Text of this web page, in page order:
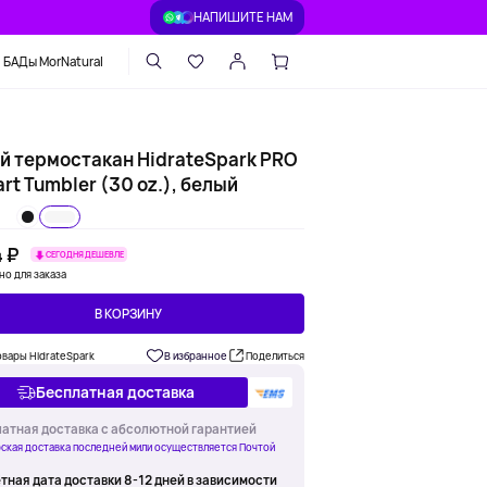
НАПИШИТЕ НАМ
БАДы MorNatural
термостакан HidrateSpark PRO
Tumbler (30 oz.), белый
₽ СЕГОДНЯ ДЕШЕВЛЕ
для заказа
В КОРЗИНУ
HidrateSpark В избранное Поделиться
Бесплатная доставка
доставка с абсолютной гарантией
доставка последней мили осуществляется Почтой
дата доставки 8-12 дней в зависимости